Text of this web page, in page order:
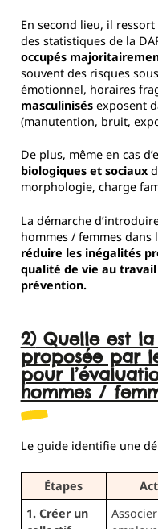
En second lieu, il ressort
des statistiques de la
occupés
souvent des risques
émotionnel, horaires
masculinisésexposent
(manutention, bruit,
De plus, même en cas
biologiques et sociaux
morphologie, charge
La démarche
hommes / femmes dans
réduire les inégalités
qualité de vie au
prévention.
2) Quelle est la méthodologie
proposée par
pour
hommes /
Le guide identifie une
Étapes
1. Créer un
Associer